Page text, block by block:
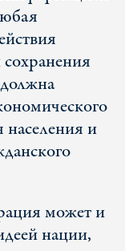
населения и
может и
нации,